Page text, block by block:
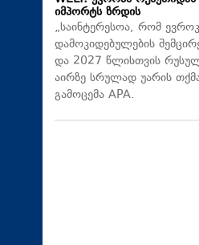
იმპორტს ზრდის
„საინტერესოა, რომ
დამოკიდებულების
და 2027 წლისთვის
აირზე სრულად უარის
გამოცემა APA.